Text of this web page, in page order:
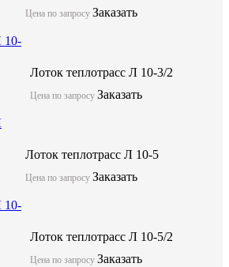
Цена по запросу Заказать
Лоток теплотрасс Л 10-3/2
Цена по запросу Заказать
Лоток теплотрасс Л 10-5
Цена по запросу Заказать
Лоток теплотрасс Л 10-5/2
Цена по запросу Заказать